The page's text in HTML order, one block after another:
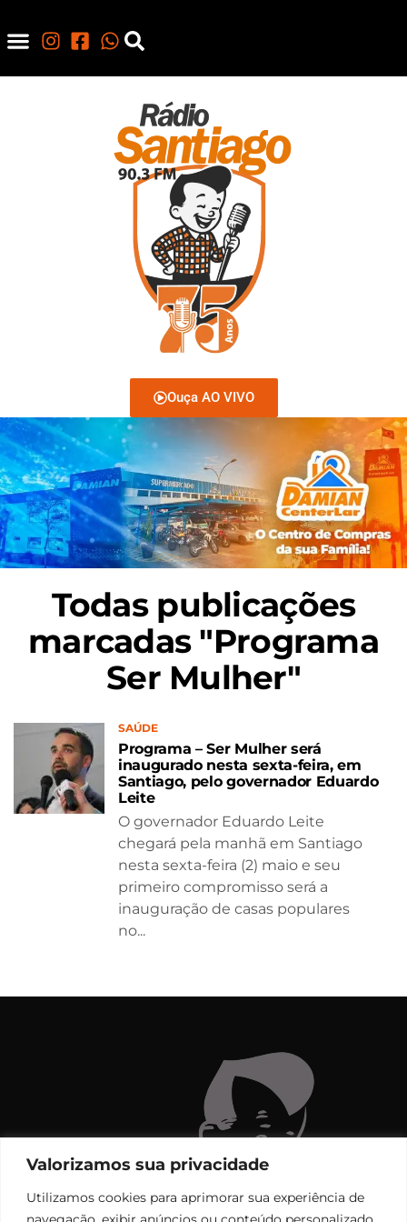
Valorizamos sua privacidade
Utilizamos cookies para aprimorar sua experiência de
Ouça AO VIVO
Todas publicações
marcadas "Programa
Ser Mulher"
SAÚDE
Programa – Ser Mulher será
inaugurado nesta sexta-feira, em
Santiago, pelo governador Eduardo
Leite
O governador Eduardo Leite
chegará pela manhã em Santiago
nesta sexta-feira (2) maio e seu
primeiro compromisso será a
inauguração de casas populares
no...